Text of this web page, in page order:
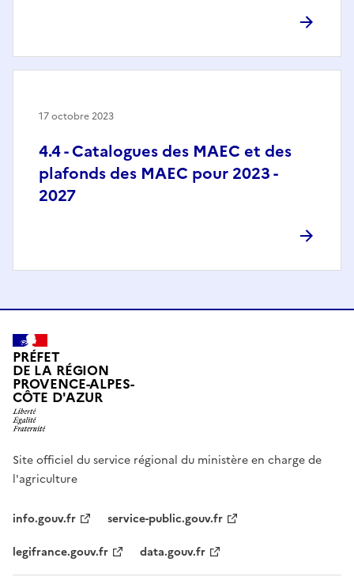
4.4 - Catalogues des MAEC et des
plafonds des MAEC pour 2023 -
2027
17 octobre 2023
PRÉFET
DE LA RÉGION
PROVENCE-ALPES-
CÔTE D'AZUR
Site officiel du service régional du ministère en charge de
l'agriculture
info.gouv.fr
service-public.gouv.fr
legifrance.gouv.fr
data.gouv.fr